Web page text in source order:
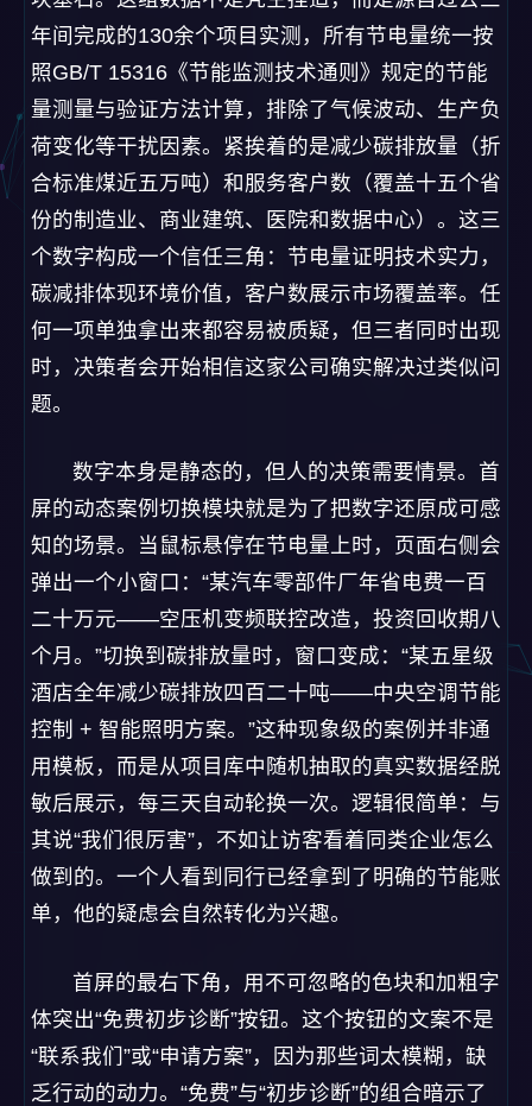
年间完成的130余个项目实测，所有节电量统一按
照GB/T 15316《节能监测技术通则》规定的节能
量测量与验证方法计算，排除了气候波动、生产负
荷变化等干扰因素。紧挨着的是减少碳排放量（折
合标准煤近五万吨）和服务客户数（覆盖十五个省
份的制造业、商业建筑、医院和数据中心）。这三
个数字构成一个信任三角：节电量证明技术实力，
碳减排体现环境价值，客户数展示市场覆盖率。任
何一项单独拿出来都容易被质疑，但三者同时出现
时，决策者会开始相信这家公司确实解决过类似问
题。
数字本身是静态的，但人的决策需要情景。首
屏的动态案例切换模块就是为了把数字还原成可感
知的场景。当鼠标悬停在节电量上时，页面右侧会
弹出一个小窗口：“某汽车零部件厂年省电费一百
二十万元——空压机变频联控改造，投资回收期八
个月。”切换到碳排放量时，窗口变成：“某五星级
酒店全年减少碳排放四百二十吨——中央空调节能
控制 + 智能照明方案。”这种现象级的案例并非通
用模板，而是从项目库中随机抽取的真实数据经脱
敏后展示，每三天自动轮换一次。逻辑很简单：与
其说“我们很厉害”，不如让访客看着同类企业怎么
做到的。一个人看到同行已经拿到了明确的节能账
单，他的疑虑会自然转化为兴趣。
首屏的最右下角，用不可忽略的色块和加粗字
体突出“免费初步诊断”按钮。这个按钮的文案不是
“联系我们”或“申请方案”，因为那些词太模糊，缺
乏行动的动力。“免费”与“初步诊断”的组合暗示了